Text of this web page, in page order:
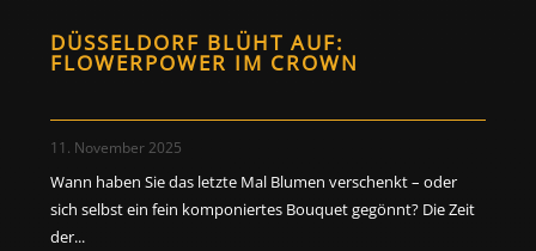
DÜSSELDORF BLÜHT AUF:
FLOWERPOWER IM CROWN
11. November 2025
Wann haben Sie das letzte Mal Blumen verschenkt – oder
sich selbst ein fein komponiertes Bouquet gegönnt? Die Zeit
der...